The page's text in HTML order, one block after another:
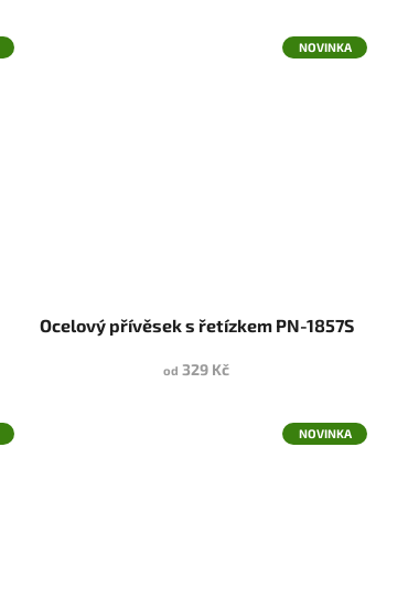
NOVINKA
Ocelový přívěsek s řetízkem PN-1857S
od 329 Kč
NOVINKA